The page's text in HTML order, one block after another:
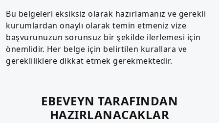
Bu belgeleri eksiksiz olarak hazırlamanız ve gerekli
kurumlardan onaylı olarak temin etmeniz vize
başvurunuzun sorunsuz bir şekilde ilerlemesi için
önemlidir. Her belge için belirtilen kurallara ve
gerekliliklere dikkat etmek gerekmektedir.
EBEVEYN TARAFINDAN
HAZIRLANACAKLAR